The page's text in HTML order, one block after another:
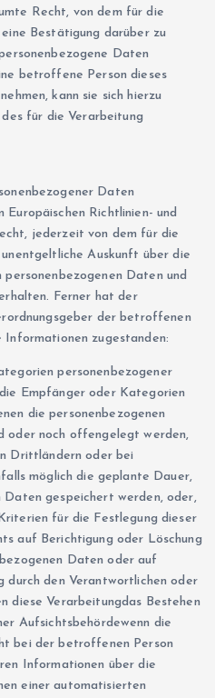
Recht, von dem für die
Bestätigung darüber zu
Daten
betroffene Person dieses
kann sie sich hierzu
für die Verarbeitung
Daten
Richtlinien- und
jederzeit von dem für die
Auskunft über die
Daten und
Ferner hat der
der betroffenen
Informationen zugestanden:
personenbezogener
Empfänger oder Kategorien
die personenbezogenen
oder noch offengelegt werden,
Drittländern oder bei
möglich die geplante Dauer,
Daten gespeichert werden, oder,
für die Festlegung dieser
auf Berichtigung oder Löschung
Daten oder auf
durch den Verantwortlichen oder
diese Verarbeitungdas Bestehen
Aufsichtsbehördewenn die
bei der betroffenen Person
Informationen über die
einer automatisierten